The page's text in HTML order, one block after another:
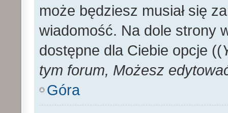
może będziesz musiał się
wiadomość. Na dole strony
dostępne dla Ciebie opcje ((
tym forum, Możesz
Góra